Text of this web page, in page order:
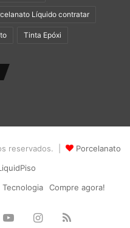
Líquido contratar
Tinta Epóxi
reservados. |
Porcelanato
Tecnologia Compre agora!
YouTubeInstagram
RSS